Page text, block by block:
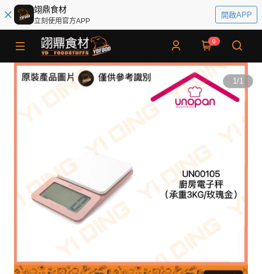
翊鼎食材
立刻使用官方APP
開啟APP
0
1/1